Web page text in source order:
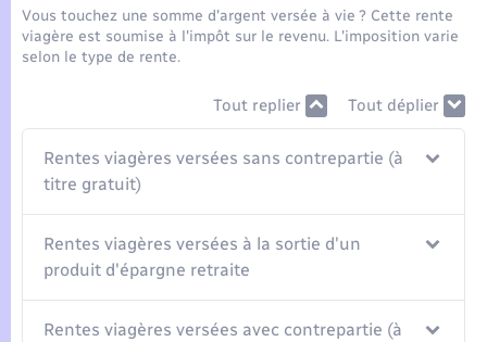
Transports
Voirie et espace public
Vous touchez une somme d'argent versée à vie ? Cette rente
viagère est soumise à l'impôt sur le revenu. L'imposition varie
selon le type de rente.
Tout replier Tout déplier
Rentes viagères versées sans contrepartie (à
titre gratuit)
Rentes viagères versées à la sortie d'un
produit d'épargne retraite
Rentes viagères versées avec contrepartie (à